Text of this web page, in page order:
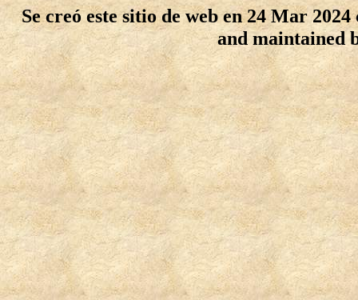
Se creó este sitio de web en 24 Mar
and maintained